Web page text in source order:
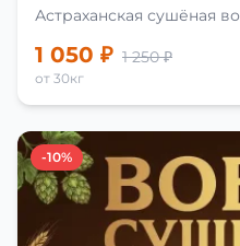
Астраханская сушёная
1 050 ₽ 1 250 ₽
от 30кг
-10%